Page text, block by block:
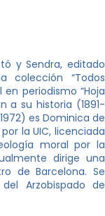
y Sendra, editado
colección “Todos
periodismo “Hoja
a su historia (1891-
es Dominica de
la UIC, licenciada
moral por la
dirige una
de Barcelona. Se
Arzobispado de